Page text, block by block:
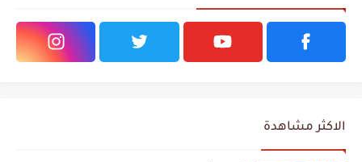
الاكثر مشاهدة